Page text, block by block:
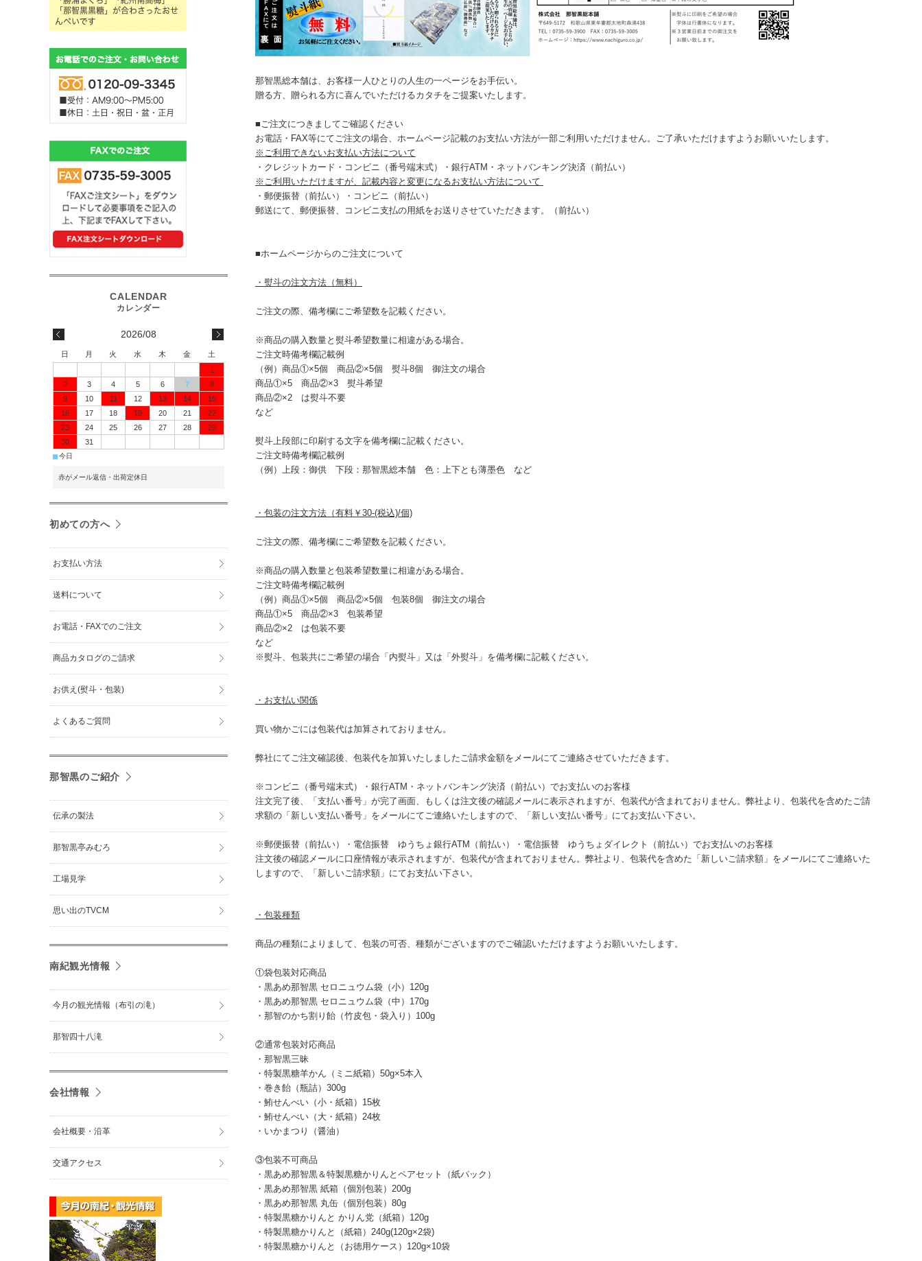
那智黒総本舗は、お客様一人ひとりの人生の一ページをお手伝い。
贈る方、贈られる方に喜んでいただけるカタチをご提案いたします。
■ご注文につきましてご確認ください
お電話・FAX等にてご注文の場合、ホームページ記載のお支払い方法が一部ご利用いただけません。ご了承いただけますようお願いいたします。
※ご利用できないお支払い方法について
・クレジットカード・コンビニ（番号端末式）・銀行ATM・ネットバンキング決済（前払い）
※ご利用いただけますが、記載内容と変更になるお支払い方法について
・郵便振替（前払い）・コンビニ（前払い）
郵送にて、郵便振替、コンビニ支払の用紙をお送りさせていただきます。（前払い）
■ホームページからのご注文について
・熨斗の注文方法（無料）
ご注文の際、備考欄にご希望数を記載ください。
※商品の購入数量と熨斗希望数量に相違がある場合。
ご注文時備考欄記載例
（例）商品①×5個 商品②×5個 熨斗8個 御注文の場合
商品①×5 商品②×3 熨斗希望
商品②×2 は熨斗不要
など
熨斗上段部に印刷する文字を備考欄に記載ください。
ご注文時備考欄記載例
（例）上段：御供 下段：那智黒総本舗 色：上下とも薄墨色 など
・包装の注文方法（有料￥30-(税込)/個)
ご注文の際、備考欄にご希望数を記載ください。
※商品の購入数量と包装希望数量に相違がある場合。
ご注文時備考欄記載例
（例）商品①×5個 商品②×5個 包装8個 御注文の場合
商品①×5 商品②×3 包装希望
商品②×2 は包装不要
など
※熨斗、包装共にご希望の場合「内熨斗」又は「外熨斗」を備考欄に記載ください。
・お支払い関係
買い物かごには包装代は加算されておりません。
弊社にてご注文確認後、包装代を加算いたしましたご請求金額をメールにてご連絡させていただきます。
※コンビニ（番号端末式）・銀行ATM・ネットバンキング決済（前払い）でお支払いのお客様
注文完了後、「支払い番号」が完了画面、もしくは注文後の確認メールに表示されますが、包装代が含まれておりません。弊社より、包装代を含めたご請
求額の「新しい支払い番号」をメールにてご連絡いたしますので、「新しい支払い番号」にてお支払い下さい。
※郵便振替（前払い）・電信振替 ゆうちょ銀行ATM（前払い）・電信振替 ゆうちょダイレクト（前払い）でお支払いのお客様
注文後の確認メールに口座情報が表示されますが、包装代が含まれておりません。弊社より、包装代を含めた「新しいご請求額」をメールにてご連絡いた
しますので、「新しいご請求額」にてお支払い下さい。
・包装種類
商品の種類によりまして、包装の可否、種類がございますのでご確認いただけますようお願いいたします。
①袋包装対応商品
・黒あめ那智黒 セロニュウム袋（小）120g
・黒あめ那智黒 セロニュウム袋（中）170g
・那智のかち割り飴（竹皮包・袋入り）100g
②通常包装対応商品
・那智黒三昧
・特製黒糖羊かん（ミニ紙箱）50g×5本入
・巻き飴（瓶詰）300g
・鮪せんべい（小・紙箱）15枚
・鮪せんべい（大・紙箱）24枚
・いかまつり（醤油）
③包装不可商品
・黒あめ那智黒＆特製黒糖かりんとペアセット（紙パック）
・黒あめ那智黒 紙箱（個別包装）200g
・黒あめ那智黒 丸缶（個別包装）80g
・特製黒糖かりんと かりん党（紙箱）120g
・特製黒糖かりんと（紙箱）240g(120g×2袋)
・特製黒糖かりんと（お徳用ケース）120g×10袋
2026/08
日 月 火 水 木 金
土
1
2
3 4 5 6 7
8
9
10 11 12 13 14
15
16
17 18 19 20 21
22
23
24 25 26 27 28
29
30
31
■今日
赤がメール返信・出荷定休日
初めての方へ
お支払い方法
送料について
お電話・FAXでのご注文
商品カタログのご請求
お供え(熨斗・包装)
よくあるご質問
那智黒のご紹介
伝承の製法
那智黒亭みむろ
工場見学
思い出のTVCM
南紀観光情報
今月の観光情報（布引の滝）
那智四十八滝
会社情報
会社概要・沿革
交通アクセス